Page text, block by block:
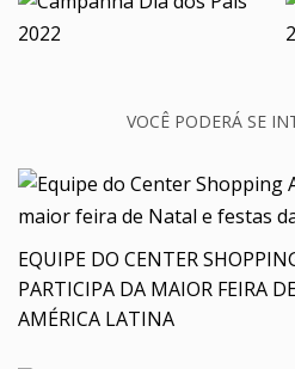
VOCÊ PODERÁ SE
EQUIPE DO CENTER
PARTICIPA DA MAIOR FEIRA
AMÉRICA LATINA